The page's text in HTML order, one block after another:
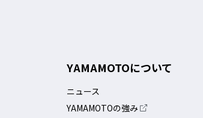
YAMAMOTOについて
ニュース
YAMAMOTOの強み